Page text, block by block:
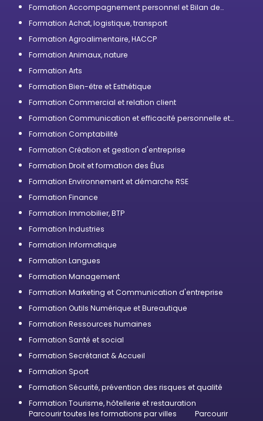
Formation Accompagnement personnel et Bilan de
Formation Achat, logistique, transport
Formation Agroalimentaire, HACCP
Formation Animaux, nature
Formation Arts
Formation Bien-être et Esthétique
Formation Commercial et relation client
Formation Communication et efficacité personnelle et
Formation Comptabilité
Formation Création et gestion d'entreprise
Formation Droit et formation des Élus
Formation Environnement et démarche RSE
Formation Finance
Formation Immobilier, BTP
Formation Industries
Formation Informatique
Formation Langues
Formation Management
Formation Marketing et Communication d'entreprise
Formation Outils Numérique et Bureautique
Formation Ressources humaines
Formation Santé et social
Formation Secrétariat & Accueil
Formation Sport
Formation Sécurité, prévention des risques et qualité
Formation Tourisme, hôtellerie et restauration
Parcourir toutes les formations par villes
Parcourir